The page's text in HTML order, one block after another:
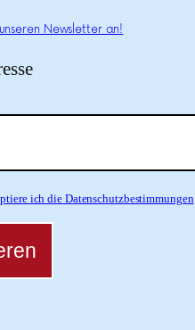
Newsletter an!
ich die Datenschutzbestimmungen